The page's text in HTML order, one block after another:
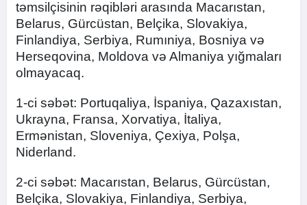
təmsilçisinin rəqibləri arasında Macarıstan,
Belarus, Gürcüstan, Belçika, Slovakiya,
Finlandiya, Serbiya, Rumıniya, Bosniya və
Herseqovina, Moldova və Almaniya yığmaları
olmayacaq.
1-ci səbət: Portuqaliya, İspaniya, Qazaxıstan,
Ukrayna, Fransa, Xorvatiya, İtaliya,
Ermənistan, Sloveniya, Çexiya, Polşa,
Niderland.
2-ci səbət: Macarıstan, Belarus, Gürcüstan,
Belçika, Slovakiya, Finlandiya, Serbiya,